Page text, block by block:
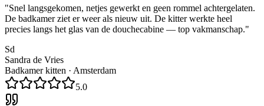
"Snel langsgekomen, netjes gewerkt en geen rommel achtergelaten.
De badkamer ziet er weer als nieuw uit. De kitter werkte heel
precies langs het glas van de douchecabine — top vakmanschap."
Sd
Sandra de Vries
Badkamer kitten · Amsterdam
5.0